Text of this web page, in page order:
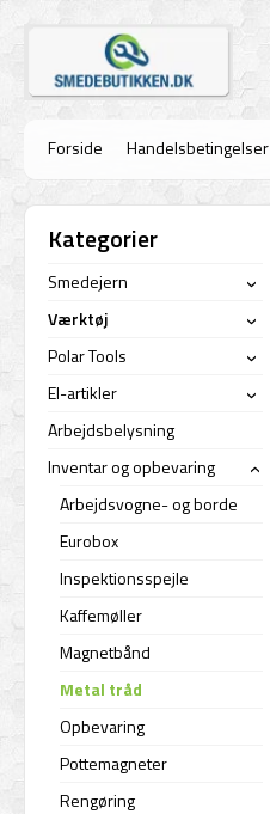
Forside Handelsbetingelser
Kategorier
Smedejern ›
Værktøj ›
Polar Tools ›
El-artikler ›
Arbejdsbelysning
Inventar og opbevaring
›
Arbejdsvogne- og borde
Eurobox
Inspektionsspejle
Kaffemøller
Magnetbånd
Metal tråd
Opbevaring
Pottemagneter
Rengøring